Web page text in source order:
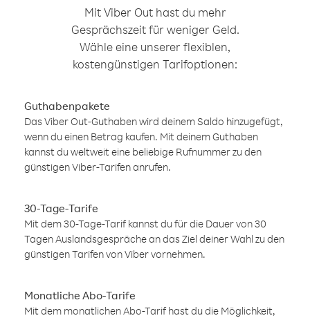
Mit Viber Out hast du mehr
Gesprächszeit für weniger Geld.
Wähle eine unserer flexiblen,
kostengünstigen Tarifoptionen:
Guthabenpakete
Das Viber Out-Guthaben wird deinem Saldo hinzugefügt,
wenn du einen Betrag kaufen. Mit deinem Guthaben
kannst du weltweit eine beliebige Rufnummer zu den
günstigen Viber-Tarifen anrufen.
30-Tage-Tarife
Mit dem 30-Tage-Tarif kannst du für die Dauer von 30
Tagen Auslandsgespräche an das Ziel deiner Wahl zu den
günstigen Tarifen von Viber vornehmen.
Monatliche Abo-Tarife
Mit dem monatlichen Abo-Tarif hast du die Möglichkeit,